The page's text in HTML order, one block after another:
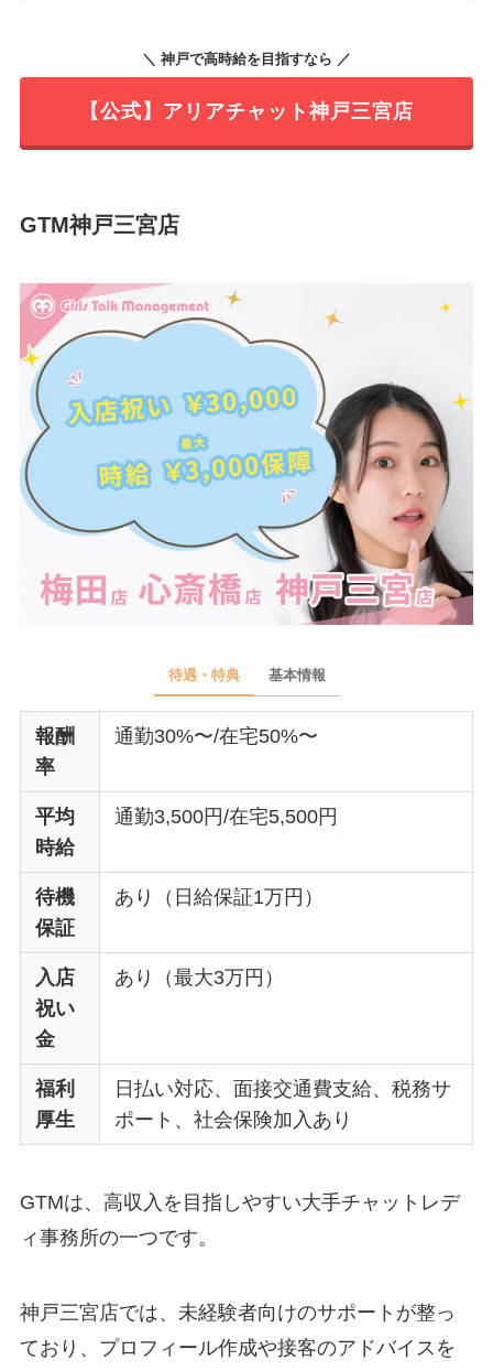
＼ 神戸で高時給を目指すなら ／
【公式】アリアチャット神戸三宮店
GTM神戸三宮店
待遇・特典 基本情報
報酬
率
通勤30%〜/在宅50%〜
平均
時給
通勤3,500円/在宅5,500円
待機
保証
あり（日給保証1万円）
入店
祝い
金
あり（最大3万円）
福利
厚生
日払い対応、面接交通費支給、税務サ
ポート、社会保険加入あり
GTMは、高収入を目指しやすい大手チャットレデ
ィ事務所の一つです。
神戸三宮店では、未経験者向けのサポートが整っ
ており、プロフィール作成や接客のアドバイスを